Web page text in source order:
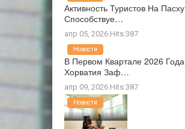
Активность Туристов На Пасху
Способствуе…
апр 05, 2026 Hits:387
В Первом Квартале 2026 Года
Хорватия Заф…
апр 09, 2026 Hits:387
Новости
Новости